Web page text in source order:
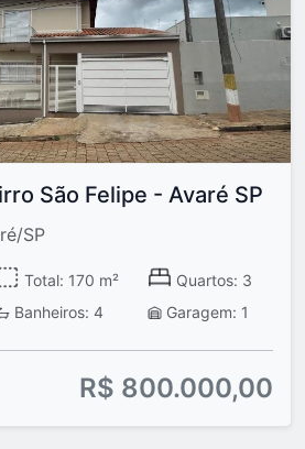
São Felipe - Avaré SP
SP
Total: 170 m²
Quartos: 3
Banheiros: 4 Garagem: 1
R$ 800.000,00